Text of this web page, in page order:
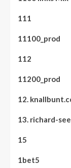
111
11100_prod
112
11200_prod
12.
13. richard-
15
1bet5